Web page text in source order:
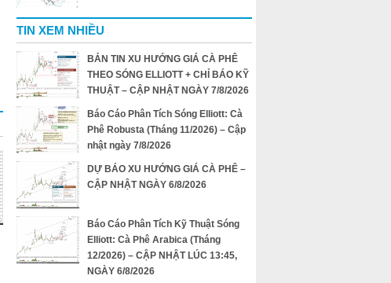
TIN XEM NHIỀU
BẢN TIN XU HƯỚNG GIÁ CÀ PHÊ
THEO SÓNG ELLIOTT + CHỈ BÁO KỸ
THUẬT – CẬP NHẬT NGÀY 7/8/2026
Báo Cáo Phân Tích Sóng Elliott: Cà
Phê Robusta (Tháng 11/2026) – Cập
nhật ngày 7/8/2026
DỰ BÁO XU HƯỚNG GIÁ CÀ PHÊ –
CẬP NHẬT NGÀY 6/8/2026
Báo Cáo Phân Tích Kỹ Thuật Sóng
Elliott: Cà Phê Arabica (Tháng
12/2026) – CẬP NHẬT LÚC 13:45,
NGÀY 6/8/2026